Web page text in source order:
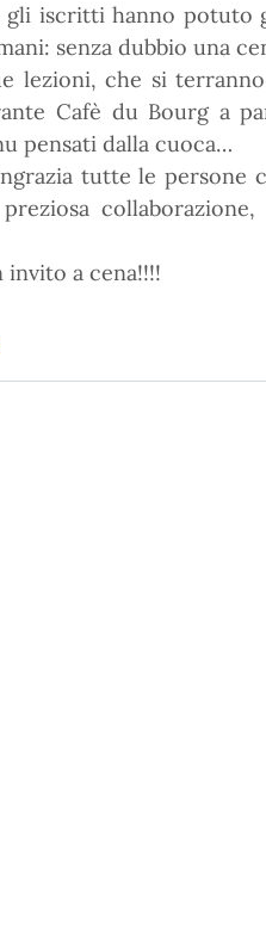
iscritti hanno potuto
senza dubbio una
lezioni, che si
Cafè du Bourg a
pensati dalla cuoca…
tutte le persone
invito a cena!!!!